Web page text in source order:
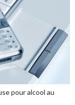
pour alcool au